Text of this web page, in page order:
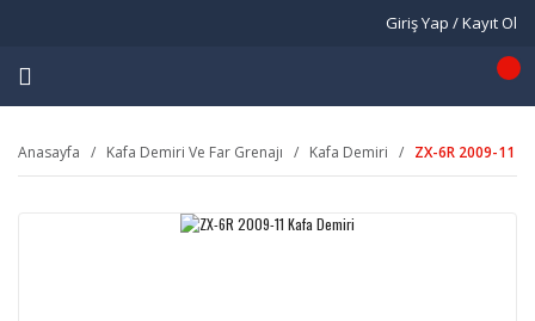
Giriş Yap / Kayıt Ol
Anasayfa Kafa Demiri Ve Far Grenajı Kafa Demiri ZX-6R 2009-11